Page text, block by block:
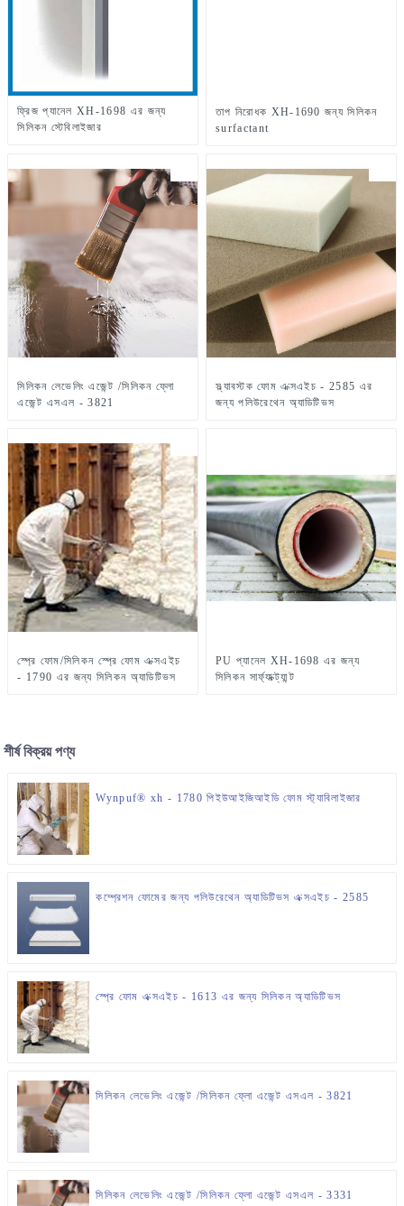
ফ্রিজ প্যানেল XH-1698 এর জন্য
সিলিকন স্টেবিলাইজার
তাপ নিরোধক XH-1690 জন্য সিলিকন
surfactant
সিলিকন লেভেলিং এজেন্ট /সিলিকন ফ্লো
এজেন্ট এসএল - 3821
স্ল্যাবস্টক ফোম এক্সএইচ - 2585 এর
জন্য পলিউরেথেন অ্যাডিটিভস
স্প্রে ফোম/সিলিকন স্প্রে ফোম এক্সএইচ
- 1790 এর জন্য সিলিকন অ্যাডিটিভস
PU প্যানেল XH-1698 এর জন্য
সিলিকন সার্ফ্যাক্ট্যান্ট
শীর্ষ বিক্রয় পণ্য
Wynpuf® xh - 1780 পিইউআইজিআইডি ফোম স্ট্যাবিলাইজার
কম্প্রেশন ফোমের জন্য পলিউরেথেন অ্যাডিটিভস এক্সএইচ - 2585
স্প্রে ফোম এক্সএইচ - 1613 এর জন্য সিলিকন অ্যাডিটিভস
সিলিকন লেভেলিং এজেন্ট /সিলিকন ফ্লো এজেন্ট এসএল - 3821
সিলিকন লেভেলিং এজেন্ট /সিলিকন ফ্লো এজেন্ট এসএল - 3331